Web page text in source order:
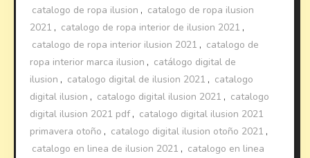
catalogo de ropa ilusion , catalogo de ropa ilusion
2021 , catalogo de ropa interior de ilusion 2021 ,
catalogo de ropa interior ilusion 2021 , catalogo de
ropa interior marca ilusion , catálogo digital de
ilusion , catalogo digital de ilusion 2021 , catalogo
digital ilusion , catalogo digital ilusion 2021 , catalogo
digital ilusion 2021 pdf , catalogo digital ilusion 2021
primavera otoño , catalogo digital ilusion otoño 2021 ,
catalogo en linea de ilusion 2021 , catalogo en linea